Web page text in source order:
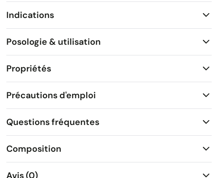
Indications
Posologie & utilisation
Propriétés
Précautions d'emploi
Questions fréquentes
Composition
Avis (0)